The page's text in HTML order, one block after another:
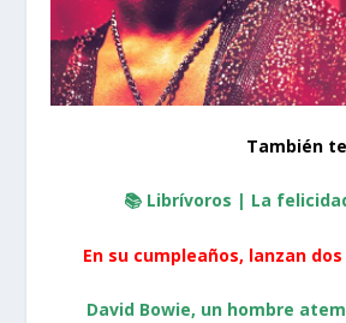
También
📚Librívoros | La
En su cumpleaños, lanzan
David Bowie, un hombre